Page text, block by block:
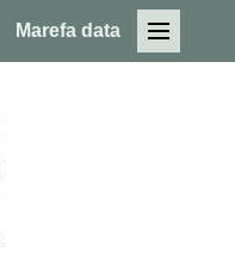
القائمة الرئيسية
Marefa data